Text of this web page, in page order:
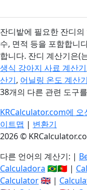
잔디밭에 필요한 잔디
수, 면적 등을 포함합니
합니다. 잔디 계산기은(
생식 강아지 사료 계산기
산기, 어닐링 온도 계산기
38개의 다른 관련 도구
KRCalculator.com에
이트맵 | 변환기
2026 ©
다른 언어의 계산기: |
Calculadora 🇧🇷🇵🇹 |
Calculator🇬🇧 |